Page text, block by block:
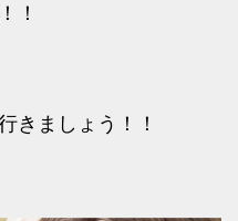
！
きましょう！！